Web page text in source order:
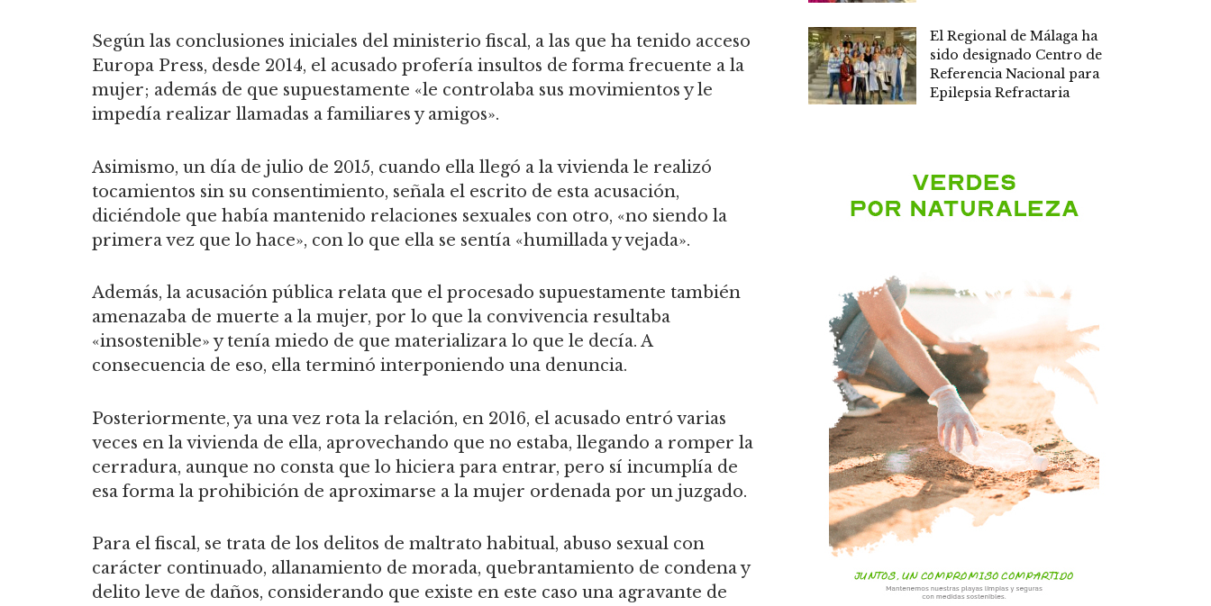
Según las conclusiones iniciales del ministerio fiscal, a las que ha tenido acceso
Europa Press, desde 2014, el acusado profería insultos de forma frecuente a la
mujer; además de que supuestamente «le controlaba sus movimientos y le
impedía realizar llamadas a familiares y amigos».
Asimismo, un día de julio de 2015, cuando ella llegó a la vivienda le realizó
tocamientos sin su consentimiento, señala el escrito de esta acusación,
diciéndole que había mantenido relaciones sexuales con otro, «no siendo la
primera vez que lo hace», con lo que ella se sentía «humillada y vejada».
Además, la acusación pública relata que el procesado supuestamente también
amenazaba de muerte a la mujer, por lo que la convivencia resultaba
«insostenible» y tenía miedo de que materializara lo que le decía. A
consecuencia de eso, ella terminó interponiendo una denuncia.
Posteriormente, ya una vez rota la relación, en 2016, el acusado entró varias
veces en la vivienda de ella, aprovechando que no estaba, llegando a romper la
cerradura, aunque no consta que lo hiciera para entrar, pero sí incumplía de
esa forma la prohibición de aproximarse a la mujer ordenada por un juzgado.
Para el fiscal, se trata de los delitos de maltrato habitual, abuso sexual con
carácter continuado, allanamiento de morada, quebrantamiento de condena y
delito leve de daños, considerando que existe en este caso una agravante de
El Regional de Málaga ha
sido designado Centro de
Referencia Nacional para
Epilepsia Refractaria